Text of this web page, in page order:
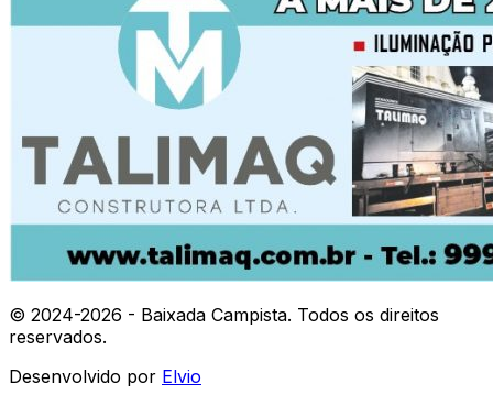
© 2024-2026 - Baixada Campista. Todos os direitos
reservados.
Desenvolvido por Elvio